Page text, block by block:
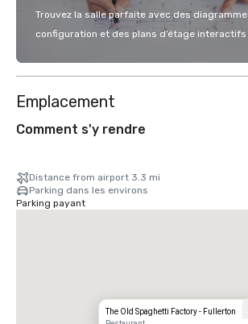
Trouvez la salle parfaite avec des
configuration et des plans d’étage interactifs
Emplacement
Comment s'y rendre
Distance from airport 3.3 mi
Parking dans les environs
Parking payant
The Old Spaghetti Factory - Fullerton